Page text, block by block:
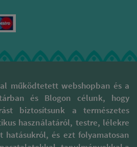
működtetett webshopban és a
és Blogon célunk, hogy
biztosítsunk a természetes
használatáról, testre, lélekre
hatásukról, és ezt folyamatosan